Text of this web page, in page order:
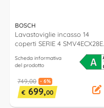
BOSCH
Lavastoviglie incasso 14
coperti SERIE 4 SMV4ECX28E
Scheda informativa
del prodotto
749,00 - 6%
€ 699,00